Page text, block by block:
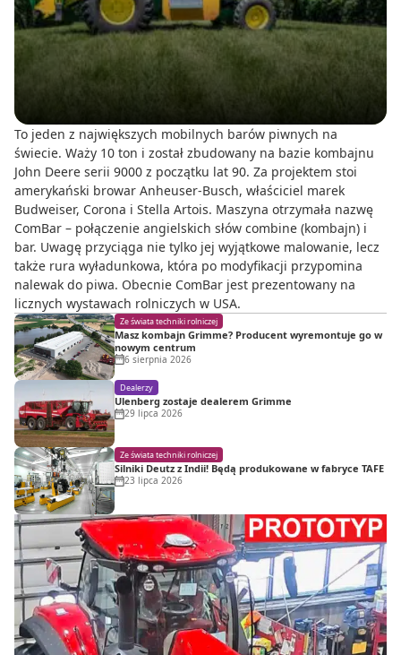
To jeden z największych mobilnych barów piwnych na
świecie. Waży 10 ton i został zbudowany na bazie kombajnu
John Deere serii 9000 z początku lat 90. Za projektem stoi
amerykański browar Anheuser-Busch, właściciel marek
Budweiser, Corona i Stella Artois. Maszyna otrzymała nazwę
ComBar – połączenie angielskich słów combine (kombajn) i
bar. Uwagę przyciąga nie tylko jej wyjątkowe malowanie, lecz
także rura wyładunkowa, która po modyfikacji przypomina
nalewak do piwa. Obecnie ComBar jest prezentowany na
licznych wystawach rolniczych w USA.
Ze świata techniki rolniczej
Masz kombajn Grimme? Producent wyremontuje go w
nowym centrum
6 sierpnia 2026
Dealerzy
Ulenberg zostaje dealerem Grimme
29 lipca 2026
Ze świata techniki rolniczej
Silniki Deutz z Indii! Będą produkowane w fabryce TAFE
23 lipca 2026